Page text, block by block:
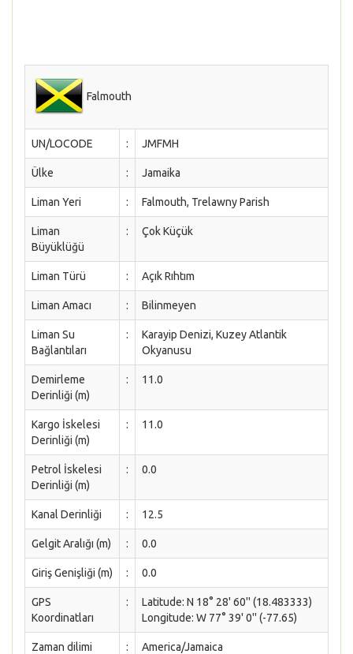
Falmouth
UN/LOCODE : JMFMH
Ülke : Jamaika
Liman Yeri : Falmouth, Trelawny Parish
Liman
Büyüklüğü
: Çok Küçük
Liman Türü : Açık Rıhtım
Liman Amacı : Bilinmeyen
Liman Su
Bağlantıları
:
Karayip Denizi, Kuzey Atlantik
Okyanusu
Demirleme
Derinliği (m)
: 11.0
Kargo İskelesi
Derinliği (m)
: 11.0
Petrol İskelesi
Derinliği (m)
: 0.0
Kanal Derinliği : 12.5
Gelgit Aralığı (m) : 0.0
Giriş Genişliği (m) : 0.0
GPS
Koordinatları
:
Latitude: N 18° 28' 60'' (18.483333)
Longitude: W 77° 39' 0'' (-77.65)
Zaman dilimi : America/Jamaica